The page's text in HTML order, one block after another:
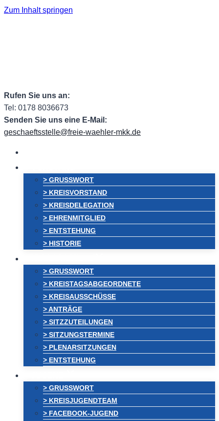
Zum Inhalt springen
Rufen Sie uns an:
Tel: 0178 8036673
Senden Sie uns eine E-Mail:
geschaeftsstelle@freie-waehler-mkk.de
> GRUSSWORT
> KREISVORSTAND
> KREISDELEGATION
> EHRENMITGLIED
> ENTSTEHUNG
> HISTORIE
> GRUSSWORT
> KREISTAGSABGEORDNETE
> KREISAUSSCHÜSSE
> ANTRÄGE
> SITZZUTEILUNGEN
> SITZUNGSTERMINE
> PLENARSITZUNGEN
> ENTSTEHUNG
> GRUSSWORT
> KREISJUGENDTEAM
> FACEBOOK-JUGEND